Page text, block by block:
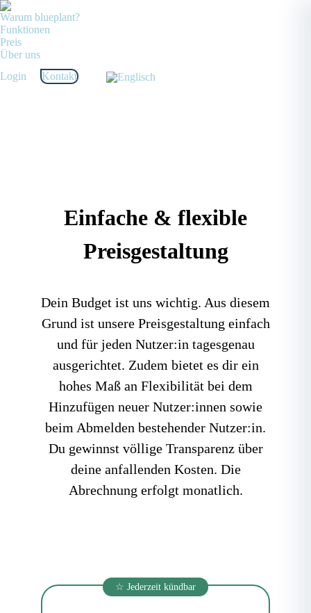
Warum blueplant?
Funktionen
Preis
Über uns
Login
Kontakt
Einfache & flexible
Preisgestaltung
Dein Budget ist uns wichtig. Aus diesem
Grund ist unsere Preisgestaltung einfach
und für jeden Nutzer:in tagesgenau
ausgerichtet. Zudem bietet es dir ein
hohes Maß an Flexibilität bei dem
Hinzufügen neuer Nutzer:innen sowie
beim Abmelden bestehender Nutzer:in.
Du gewinnst völlige Transparenz über
deine anfallenden Kosten. Die
Abrechnung erfolgt monatlich.
☆ Jederzeit kündbar